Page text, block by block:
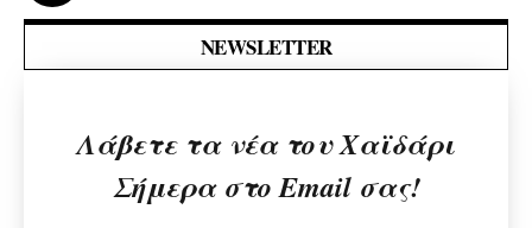
NEWSLETTER
Λάβετε τα νέα του Χαϊδάρι
Σήμερα στο Email σας!